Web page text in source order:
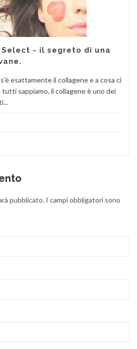
Select - il segreto di una
esattamente il collagene e a cosa ci
tutti sappiamo, il collagene è uno dei
pubblicato. I campi obbligatori sono